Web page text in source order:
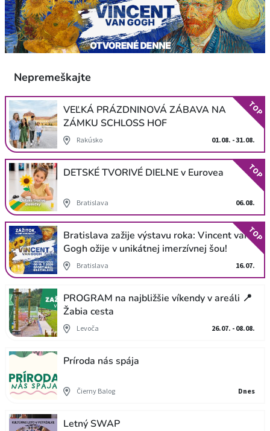
Nepremeškajte
VEĽKÁ PRÁZDNINOVÁ ZÁBAVA NA
ZÁMKU SCHLOSS HOF
Rakúsko 01.08. - 31.08.
TOP
DETSKÉ TVORIVÉ DIELNE v Eurovea
Bratislava 06.08.
TOP
Bratislava zažije výstavu roka: Vincent van
Gogh ožije v unikátnej imerzívnej šou!
Bratislava 16.07.
TOP
PROGRAM na najbližšie víkendy v areáli 📍
Žabia cesta
Levoča 26.07. - 08.08.
Príroda nás spája
Čierny Balog Dnes
Letný SWAP